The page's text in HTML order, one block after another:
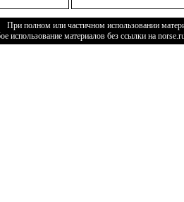
При полном или частичном использовании
использование материалов без ссылки на